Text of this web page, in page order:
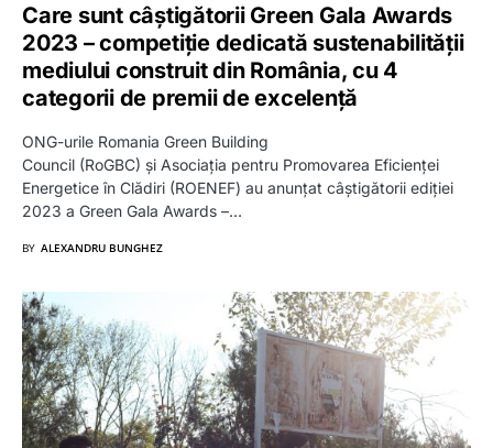
Care sunt câștigătorii Green Gala Awards
2023 – competiție dedicată sustenabilității
mediului construit din România, cu 4
categorii de premii de excelență
ONG-urile Romania Green Building
Council (RoGBC) și Asociația pentru Promovarea Eficienței
Energetice în Clădiri (ROENEF) au anunțat câștigătorii ediției
2023 a Green Gala Awards –…
BY ALEXANDRU BUNGHEZ